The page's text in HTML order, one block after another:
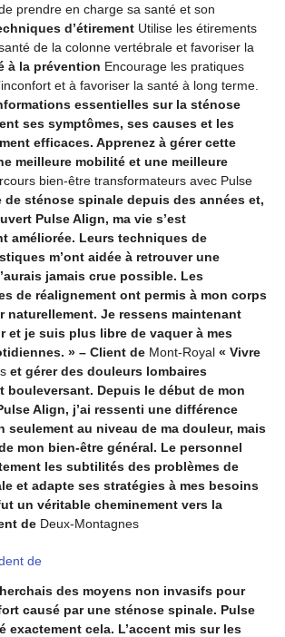
prendre en charge sa santé et son
d’étirement Utilise les étirements
de la colonne vertébrale et favoriser la
à la prévention Encourage les pratiques
et à favoriser la santé à long terme.
essentielles sur la sténose
ses symptômes, ses causes et les
efficaces. Apprenez à gérer cette
meilleure mobilité et une meilleure
bien-être transformateurs avec Pulse
de sténose spinale depuis des années et,
Pulse Align, ma vie s’est
améliorée. Leurs techniques de
m’ont aidée à retrouver une
jamais crue possible. Les
de réalignement ont permis à mon corps
naturellement. Je ressens maintenant
et je suis plus libre de vaquer à mes
» – Client de Mont-Royal « Vivre
et gérer des douleurs lombaires
bouleversant. Depuis le début de mon
Align, j’ai ressenti une différence
seulement au niveau de ma douleur, mais
mon bien-être général. Le personnel
les subtilités des problèmes de
et adapte ses stratégies à mes besoins
un véritable cheminement vers la
de Deux-Montagnes
de
des moyens non invasifs pour
causé par une sténose spinale. Pulse
exactement cela. L’accent mis sur les